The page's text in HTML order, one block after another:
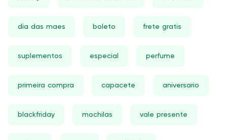
dia das maes boleto frete gratis
suplementos especial perfume
primeira compra capacete aniversario
blackfriday mochilas vale presente